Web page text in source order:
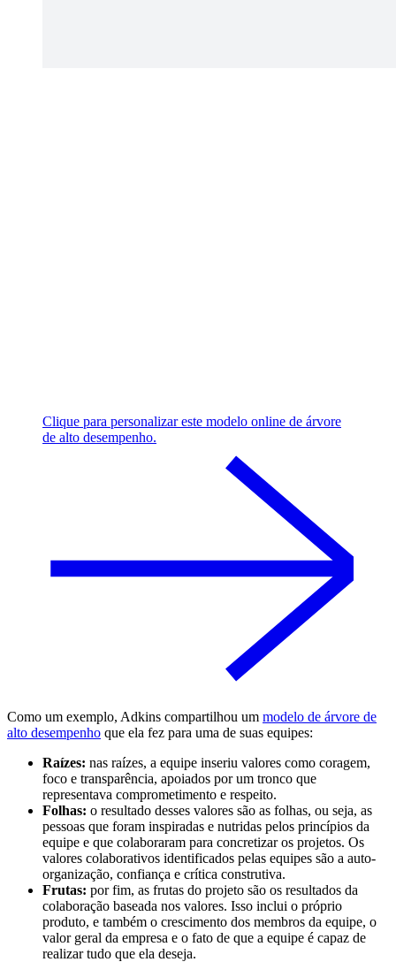
Clique para personalizar este modelo online de árvore
de alto desempenho.
Como um exemplo, Adkins compartilhou um modelo de árvore de
alto desempenho que ela fez para uma de suas equipes:
Raízes: nas raízes, a equipe inseriu valores como coragem,
foco e transparência, apoiados por um tronco que
representava comprometimento e respeito.
Folhas: o resultado desses valores são as folhas, ou seja, as
pessoas que foram inspiradas e nutridas pelos princípios da
equipe e que colaboraram para concretizar os projetos. Os
valores colaborativos identificados pelas equipes são a auto-
organização, confiança e crítica construtiva.
Frutas: por fim, as frutas do projeto são os resultados da
colaboração baseada nos valores. Isso inclui o próprio
produto, e também o crescimento dos membros da equipe, o
valor geral da empresa e o fato de que a equipe é capaz de
realizar tudo que ela deseja.